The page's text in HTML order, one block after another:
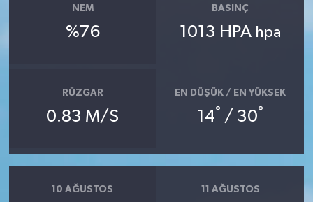
NEM
%76
BASINÇ
1013 HPA hpa
RÜZGAR
0.83 M/S
EN DÜŞÜK / EN YÜKSEK
14° / 30°
10 AĞUSTOS 11 AĞUSTOS